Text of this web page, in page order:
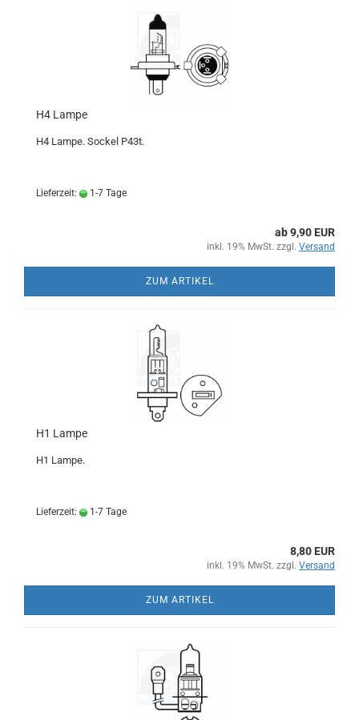
H4 Lampe
H4 Lampe. Sockel P43t.
Lieferzeit: 1-7 Tage
ab 9,90 EUR
inkl. 19% MwSt. zzgl. Versand
ZUM ARTIKEL
H1 Lampe
H1 Lampe.
Lieferzeit: 1-7 Tage
8,80 EUR
inkl. 19% MwSt. zzgl. Versand
ZUM ARTIKEL